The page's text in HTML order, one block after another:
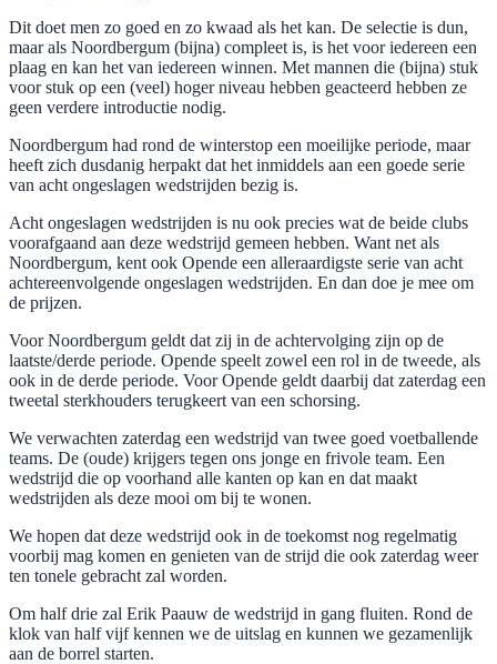
Dit doet men zo goed en zo kwaad als het kan. De selectie is dun,
maar als Noordbergum (bijna) compleet is, is het voor iedereen een
plaag en kan het van iedereen winnen. Met mannen die (bijna) stuk
voor stuk op een (veel) hoger niveau hebben geacteerd hebben ze
geen verdere introductie nodig.
Noordbergum had rond de winterstop een moeilijke periode, maar
heeft zich dusdanig herpakt dat het inmiddels aan een goede serie
van acht ongeslagen wedstrijden bezig is.
Acht ongeslagen wedstrijden is nu ook precies wat de beide clubs
voorafgaand aan deze wedstrijd gemeen hebben. Want net als
Noordbergum, kent ook Opende een alleraardigste serie van acht
achtereenvolgende ongeslagen wedstrijden. En dan doe je mee om
de prijzen.
Voor Noordbergum geldt dat zij in de achtervolging zijn op de
laatste/derde periode. Opende speelt zowel een rol in de tweede, als
ook in de derde periode. Voor Opende geldt daarbij dat zaterdag een
tweetal sterkhouders terugkeert van een schorsing.
We verwachten zaterdag een wedstrijd van twee goed voetballende
teams. De (oude) krijgers tegen ons jonge en frivole team. Een
wedstrijd die op voorhand alle kanten op kan en dat maakt
wedstrijden als deze mooi om bij te wonen.
We hopen dat deze wedstrijd ook in de toekomst nog regelmatig
voorbij mag komen en genieten van de strijd die ook zaterdag weer
ten tonele gebracht zal worden.
Om half drie zal Erik Paauw de wedstrijd in gang fluiten. Rond de
klok van half vijf kennen we de uitslag en kunnen we gezamenlijk
aan de borrel starten.